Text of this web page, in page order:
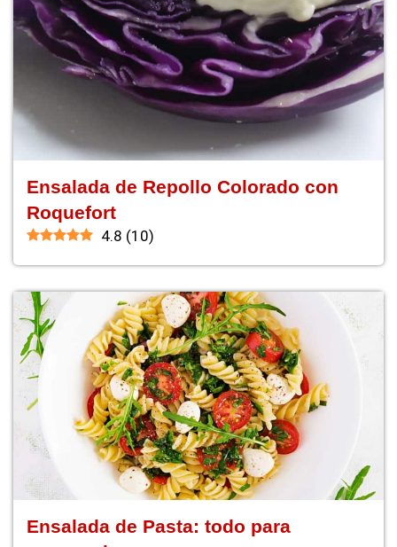
Ensalada de Repollo Colorado con
Roquefort
4.8 (10)
Ensalada de Pasta: todo para